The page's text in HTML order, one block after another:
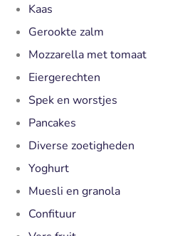
Kaas
Gerookte zalm
Mozzarella met tomaat
Eiergerechten
Spek en worstjes
Pancakes
Diverse zoetigheden
Yoghurt
Muesli en granola
Confituur